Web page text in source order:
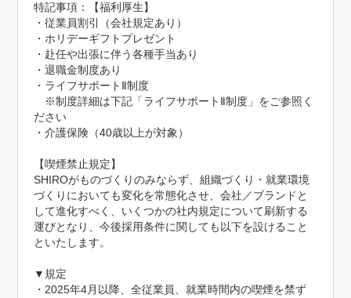
特記事項：【福利厚生】
・従業員割引（会社規定あり）
・ホリデーギフトプレゼント
・赴任や出張に伴う各種手当あり
・退職金制度あり
・ライフサポートⅡ制度
※制度詳細は下記「ライフサポートⅡ制度」をご参照く
ださい
・介護保険（40歳以上が対象）
【喫煙禁止規定】
SHIROがものづくりのみならず、組織づくり・就業環境
づくりにおいても変化を常態化させ、会社／ブランドと
して進化すべく、いくつかの社内規定について刷新する
運びとなり、今後採用条件に関しても以下を設けること
といたします。
▼規定
・2025年4月以降、全従業員、就業時間内の喫煙を禁ず